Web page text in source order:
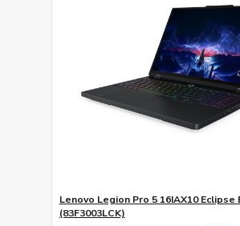
Lenovo Legion Pro 5 16IAX10 Eclipse
(83F3003LCK)